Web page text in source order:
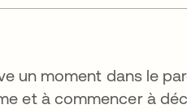
un moment dans le
et à commencer à